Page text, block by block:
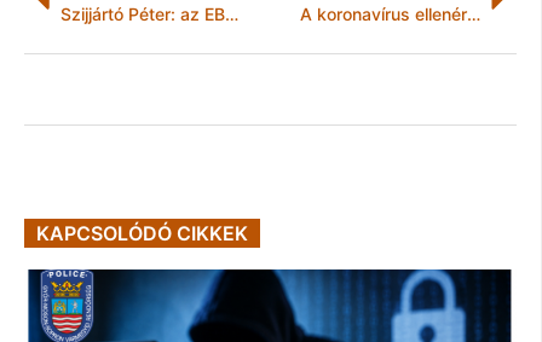
Szijjártó Péter: az EB lassú vakcina-beszerzése miatt maradnak a korlátozások A koronavírus ellenére is több százezres látogatószámot produkált 2020-ban a Zsolnay Örökségkezelő
KAPCSOLÓDÓ CIKKEK